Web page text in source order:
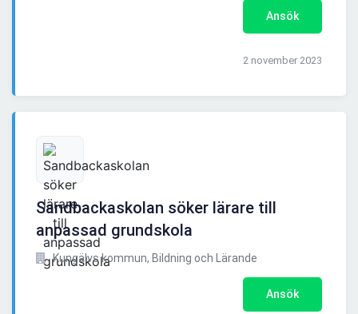
Ansök
2 november 2023
Sandbackaskolan söker lärare till
anpassad grundskola
Kungälvs kommun, Bildning och Lärande
Ansök